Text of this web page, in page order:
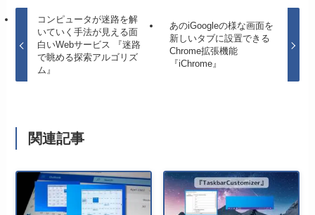
コンピュータが迷路を解
いていく手法が見える面
白いWebサービス 『迷路
で眺める探索アルゴリズ
ム』
あのiGoogleの様な画面を
新しいタブに設置できる
Chrome拡張機能
『iChrome』
関連記事